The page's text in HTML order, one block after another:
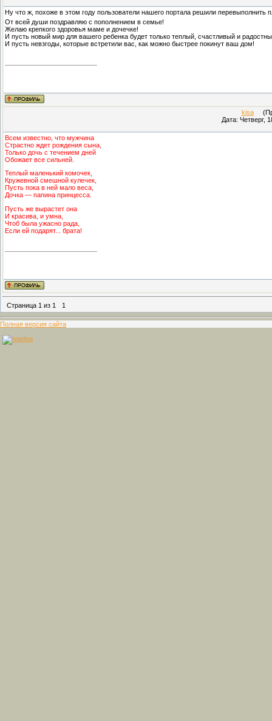
Ну что ж, похоже в этом году пользователи нашего портала решили перевыполнить
От всей души поздравляю с пополнением в семье!
Желаю крепкого здоровья маме и дочечке!
И пусть новый мир для вашего ребенка будет только теплый, счастливый и
И пусть невзгоды, которые встретили вас, как можно быстрее покинут ваш дом!
kisa
Дата: Четверг,
Всем известно, что мужчина
Страстно ждет рождения сына,
Только дочь с течением дней
Обожает все сильней.
Теплый маленький комочек,
Кружевной смешной кулечек,
Пусть пока в ней мало веса,
Дочка — папина принцесса.
Пусть же вырастет она
И красива, и умна,
Чтоб была ужасно рада,
Если ей подарят... брата!
Страница 1 из 1 1
Полная версия сайта